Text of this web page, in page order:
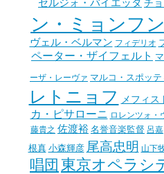
セルジォ・バイエッタ チ
ン・ミョンフン
ヴェル・ベルマン フィデリオ
ペーター・ザイフェルト
ーザ・レーヴァ マルコ・スポッテ
レトニョフ
メフィス
カ・ピサローニ ロレンツォ・
藤貴之 佐渡裕 名誉音楽監督 呂嘉
根真 小森輝彦 尾高忠明 山下
唱団 東京オペラシ